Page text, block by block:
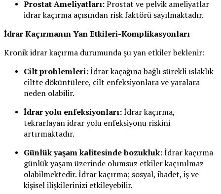
Prostat Ameliyatları:Prostat ve pelvik ameliyatlar
idrar kaçırma açısından risk faktörü sayılmaktadır.
İdrar Kaçırmanın Yan Etkileri-Komplikasyonları
Kronik idrar kaçırma durumunda şu yan etkiler beklenir:
Cilt problemleri:İdrar kaçağına bağlı sürekli ıslaklık
ciltte döküntülere, cilt enfeksiyonlara ve yaralara
neden olabilir.
İdrar yolu enfeksiyonları:İdrar kaçırma,
tekrarlayan idrar yolu enfeksiyonu riskini
artırmaktadır.
Günlük yaşam kalitesinde bozukluk:İdrar kaçırma
günlük yaşam üzerinde olumsuz etkiler kaçınılmaz
olabilmektedir. İdrar kaçırma; sosyal, ibadet, iş ve
kişisel ilişkilerinizi etkileyebilir.